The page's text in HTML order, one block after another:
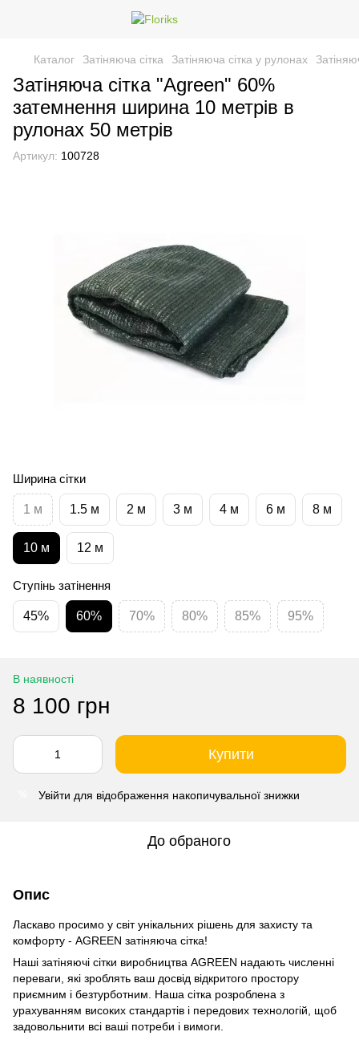
Каталог Затіняюча сітка Затіняюча сітка у рулонах
Затіняюча сітка "Agreen" 60%
затемнення ширина 10 метрів в
рулонах 50 метрів
Артикул: 100728
Ширина сітки
1 м 1.5 м 2 м 3 м 4 м 6 м 8 м
10 м 12 м
Ступінь затінення
45% 60% 70% 80% 85% 95%
В наявності
8 100 грн
Купити
Увійти для відображення накопичувальної знижки
До обраного
Опис
Ласкаво просимо у світ унікальних рішень для захисту та
комфорту - AGREEN затіняюча сітка!
Наші затіняючі сітки виробництва AGREEN надають численні
переваги, які зроблять ваш досвід відкритого простору
приємним і безтурботним. Наша сітка розроблена з
урахуванням високих стандартів і передових технологій, щоб
задовольнити всі ваші потреби і вимоги.